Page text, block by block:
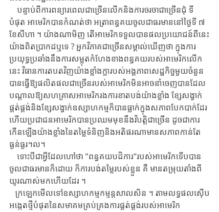
បន្ទាប់ពី​ការពន្យារពេល​ជាច្រើនលើក​និង​ការចរចាជាច្រើនជុំ ​ទី
បំផុត ​អាមេរិក​បាន​កំណត់​ថា អត្រាពន្ធគយ​ចូលជាធរមាន​នៅថ្ងៃទី ​៧ ​
ខែសីហា ​។ ​យ៉ាង​ណា​មិញ ​តើ​អាមេរិក​ទទួលបាន​ផលប្រយោជន៍​ពី​នេះ​
យ៉ាងពិតប្រាកដ​ឬទេ ​? ​អ្នកវិភាគ​ជា​ច្រើន​សម្គាល់​ឃើញ​ថា ​ក្នុងការ​
ប្រយុទ្ធ​ប្រឆាំង​នឹង​ការសម្លុតកំហែងខាងពន្ធគយ​របស់​អាមេរិក​លើក
នេះ ​វិធានការតបតវិញ​យ៉ាងខ្លាំងក្លា​របស់​អង្គភាពសេដ្ឋកិច្ច​មួយចំនួន​
បាន​ធ្វើ​ឱ្យ​ផលិតផល​ជាច្រើន​របស់​អាមេរិក​មិនអាច​នាំចេញ​បាន​ដែល​
បណ្តាលឱ្យ​សហគ្រាស​អាមេរិក​រងការខាតបង់យ៉ាង​ខ្លាំង ​ខ្សែសង្វាក់​
ផ្គត់ផ្គង់​និង​ខ្សែសង្វាក់​ឧស្សាហកម្ម​ក៏​បាន​ធ្លាក់​ក្នុងសភាពបែកបាក់​ដែរ ​
ហើយ​ប្រជាជនអាមេរិក​បាន​ប្រឈមមុខ​នឹង​វិបត្តិជាច្រើន ​ដូចជា​ការ​
កើន​ឡើង​យ៉ាងខ្លាំង​នៃ​តម្លៃ​ទំនិញ​និងអតិផរណា​មានសភាពកាន់តែ
ធ្ងន់ធ្ងរ​។ល។
ទោះបីជា​អ្វីដែលហៅថា ​"ពន្ធគយបដិការ"​របស់​អាមេរិក​ទើប​បាន​
ចូលជាធរមាន​ក៏​ដោយ ​ក៏​ការ​បង់តម្លៃ​របស់ខ្លួន ​គឺ ​មានតម្រុយ​តាំងពី
យូរណាស់​មកហើយដែរ ​។
ក្រឡេកមើលទៅ​ឧស្សាហកម្មកម្មន្តសាល​សិន ​។ ​តាម​លទ្ធផលស៊ើប
អង្កេត​ថ្មី​បំផុត​នៃ​សមាគម​គ្រប់​គ្រង​ការផ្គត់ផ្គង់​របស់​អាមេរិក​